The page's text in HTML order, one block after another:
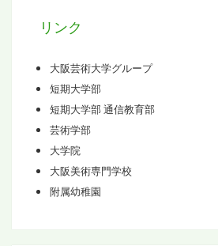
リンク
大阪芸術大学グループ
短期大学部
短期大学部 通信教育部
芸術学部
大学院
大阪美術専門学校
附属幼稚園